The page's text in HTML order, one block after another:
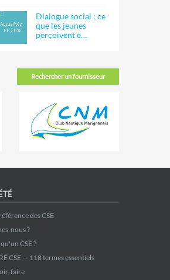
Dialogue social : ce
que les jeunes
perçoivent e…
Rechercher un fournisseur
des CSE
nous ?
CSE ?
CSE — 118 termes essentiels
faire